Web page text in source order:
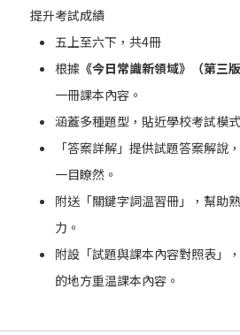
提升考試成績
五上至六下，共4冊
根據《今日常識新領域》（第三版
一冊課本內容。
涵蓋多種題型，貼近學校考試模式
「答案詳解」提供試題答案解說
一目瞭然。
附送「關鍵字詞温習冊」，幫助
力。
附設「試題與課本內容對照表」
的地方重温課本內容。